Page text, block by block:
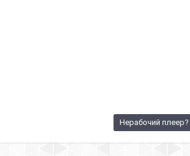
Нерабочий плеер?